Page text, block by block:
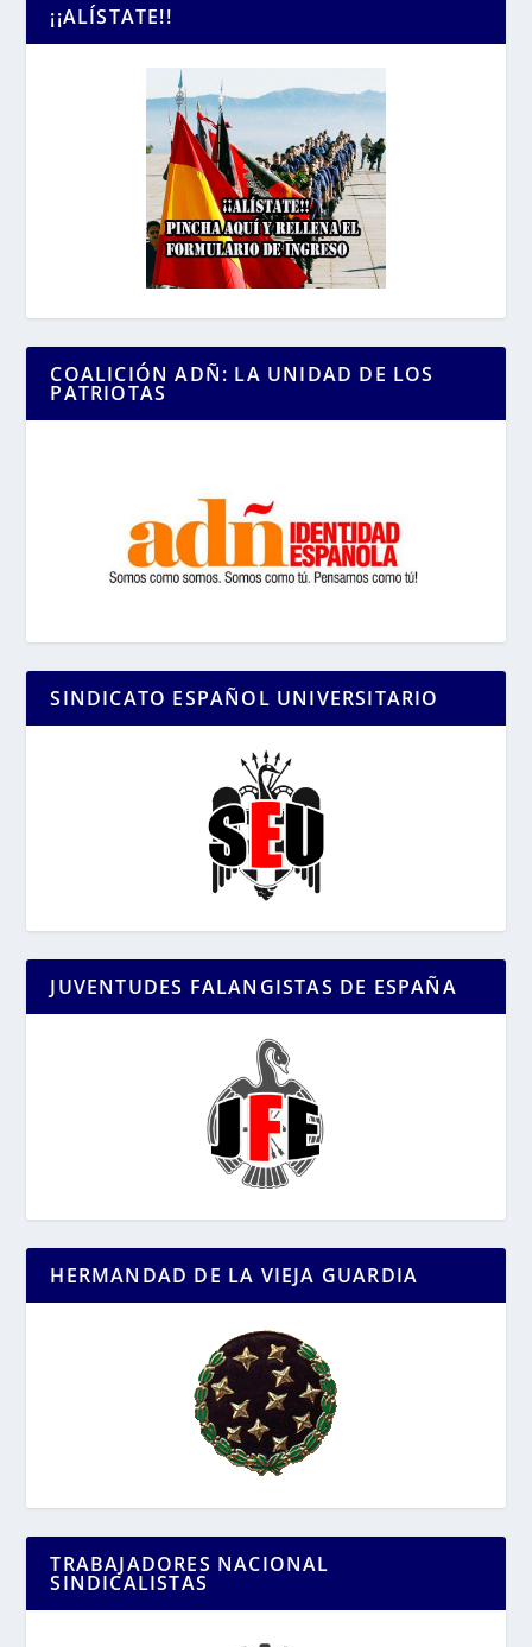
¡¡ALÍSTATE!!
COALICIÓN ADÑ: LA UNIDAD DE LOS
PATRIOTAS
SINDICATO ESPAÑOL UNIVERSITARIO
JUVENTUDES FALANGISTAS DE ESPAÑA
HERMANDAD DE LA VIEJA GUARDIA
TRABAJADORES NACIONAL
SINDICALISTAS